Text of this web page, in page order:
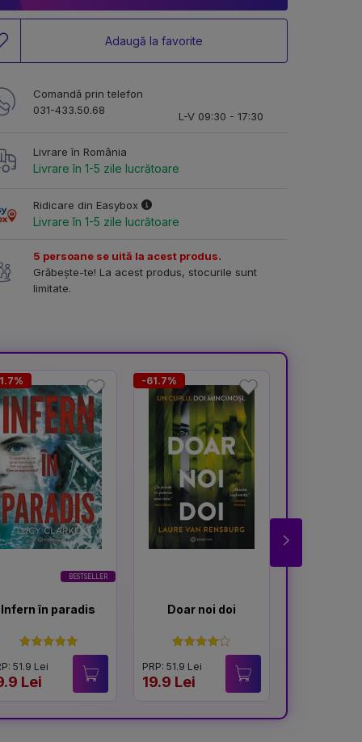
Adaugă la favorite
Comandă prin telefon
031-433.50.68
L-V 09:30 - 17:30
Livrare în România
Livrare în 1-5 zile lucrătoare
Ridicare din Easybox
Livrare în 1-5 zile lucrătoare
5 persoane se uită la acest produs.
Grăbește-te! La acest produs, stocurile sunt
limitate.
BESTSELLER
Infern în paradis
51.9 Lei
Lei
-61.7%
Doar noi doi
PRP: 51.9 Lei
19.9 Lei